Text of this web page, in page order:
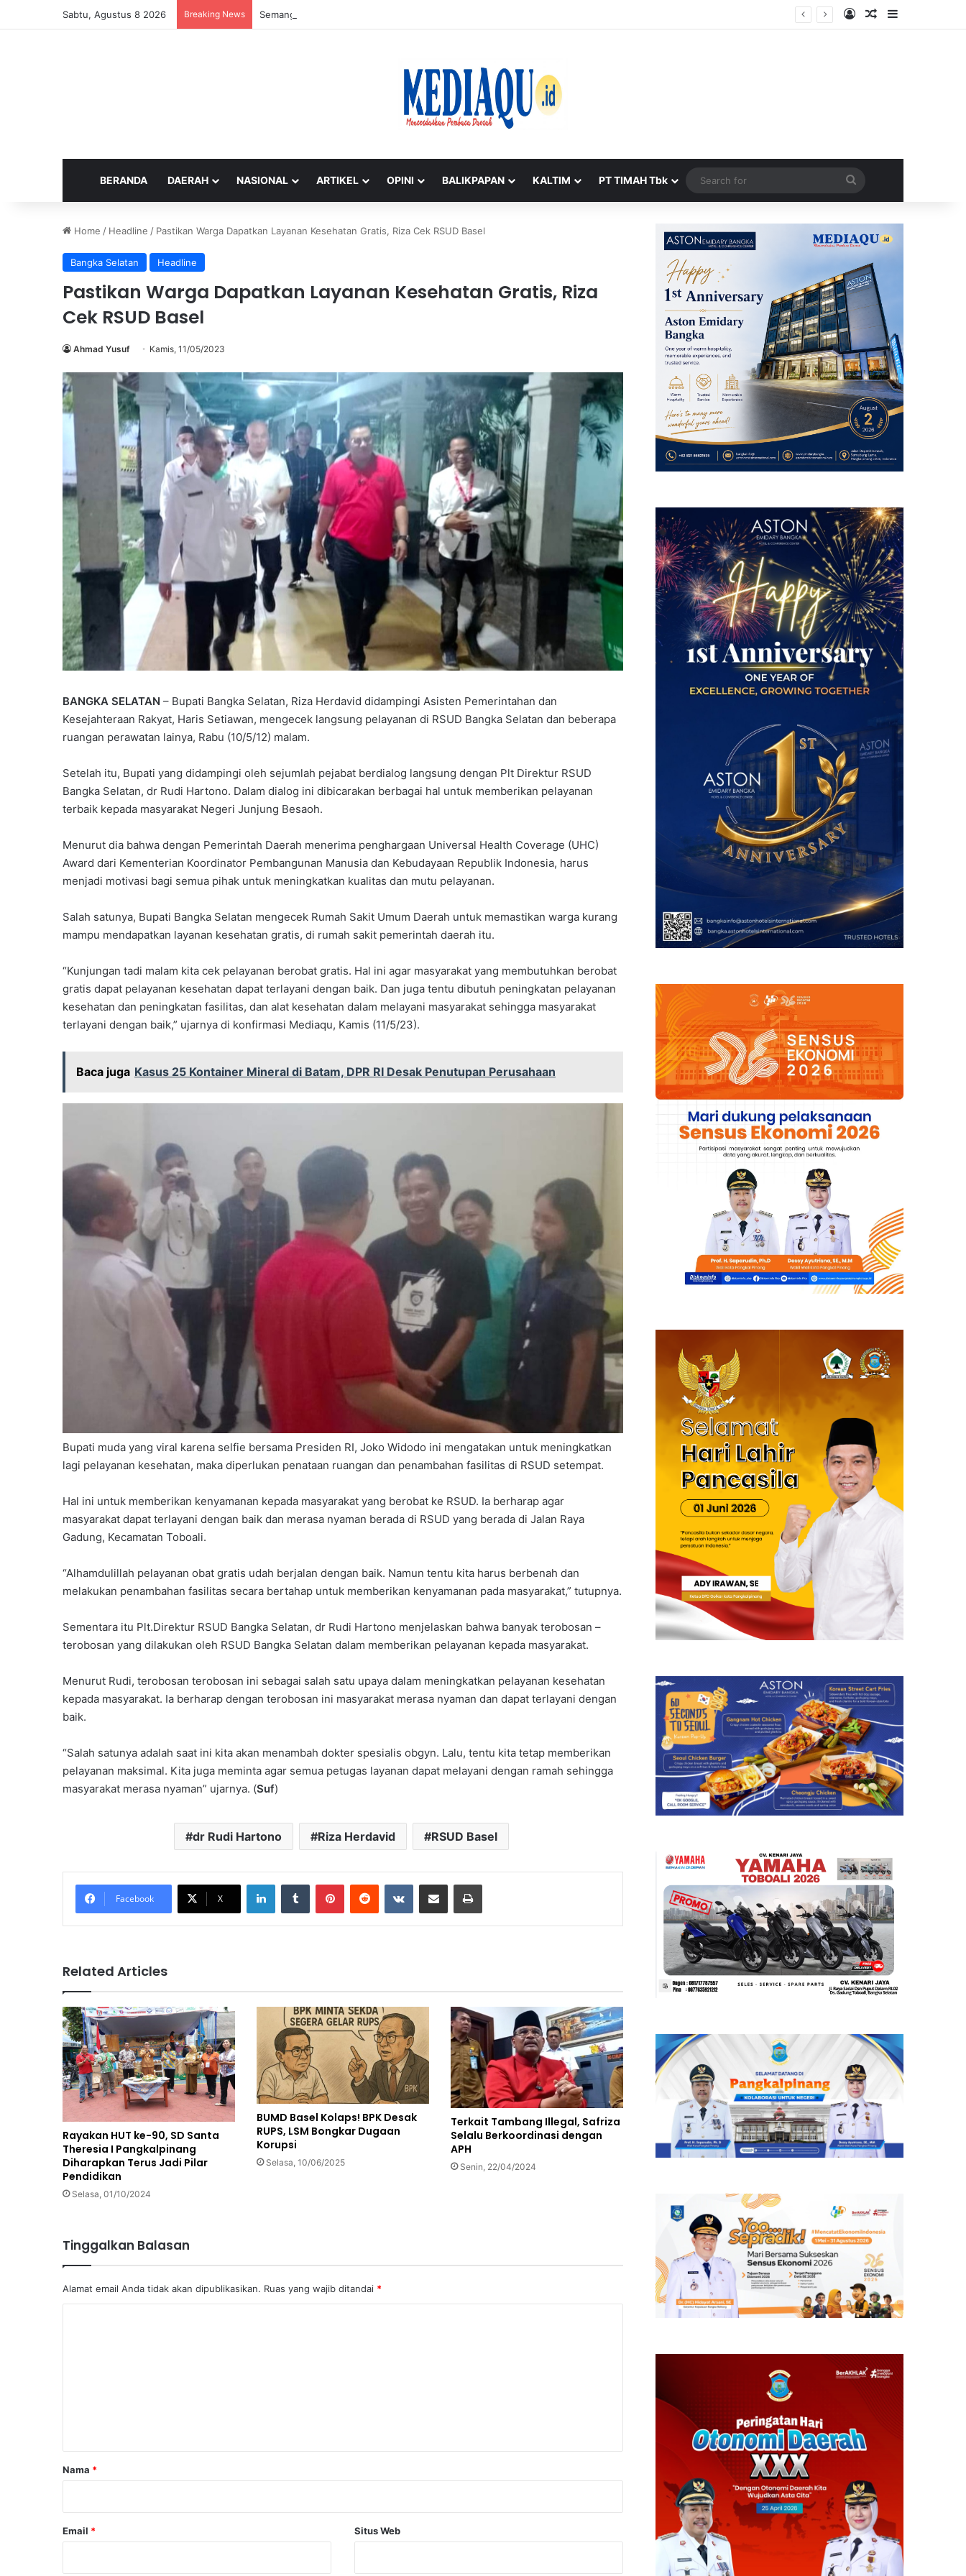
Sabtu, Agustus 8 2026 Breaking News Semangat ‘Timah Untuk Rakyat’ Warnai Aksi Donor Darah HUT ke-50 PT Timah di Jakarta Log InRandom Article
Sidebar
BERANDA DAERAH NASIONAL ARTIKEL OPINI BALIKPAPAN KALTIM PT TIMAH Tbk
for
Home / Headline / Pastikan Warga Dapatkan Layanan Kesehatan Gratis, Riza Cek RSUD Basel
Bangka Selatan Headline
Pastikan Warga Dapatkan Layanan Kesehatan Gratis, Riza
Cek RSUD Basel
Ahmad Yusuf Kamis, 11/05/2023
BANGKA SELATAN – Bupati Bangka Selatan, Riza Herdavid didampingi Asisten Pemerintahan dan
Kesejahteraan Rakyat, Haris Setiawan, mengecek langsung pelayanan di RSUD Bangka Selatan dan beberapa
ruangan perawatan lainya, Rabu (10/5/12) malam.
Setelah itu, Bupati yang didampingi oleh sejumlah pejabat berdialog langsung dengan Plt Direktur RSUD
Bangka Selatan, dr Rudi Hartono. Dalam dialog ini dibicarakan berbagai hal untuk memberikan pelayanan
terbaik kepada masyarakat Negeri Junjung Besaoh.
Menurut dia bahwa dengan Pemerintah Daerah menerima penghargaan Universal Health Coverage (UHC)
Award dari Kementerian Koordinator Pembangunan Manusia dan Kebudayaan Republik Indonesia, harus
menjadi motivasi bagi semua pihak untuk meningkatkan kualitas dan mutu pelayanan.
Salah satunya, Bupati Bangka Selatan mengecek Rumah Sakit Umum Daerah untuk memastikan warga kurang
mampu mendapatkan layanan kesehatan gratis, di rumah sakit pemerintah daerah itu.
“Kunjungan tadi malam kita cek pelayanan berobat gratis. Hal ini agar masyarakat yang membutuhkan berobat
gratis dapat pelayanan kesehatan dapat terlayani dengan baik. Dan juga tentu dibutuh peningkatan pelayanan
kesehatan dan peningkatan fasilitas, dan alat kesehatan dalam melayani masyarakat sehingga masyarakat
terlayani dengan baik,” ujarnya di konfirmasi Mediaqu, Kamis (11/5/23).
Baca juga Kasus 25 Kontainer Mineral di Batam, DPR RI Desak Penutupan Perusahaan
Bupati muda yang viral karena selfie bersama Presiden RI, Joko Widodo ini mengatakan untuk meningkatkan
lagi pelayanan kesehatan, maka diperlukan penataan ruangan dan penambahan fasilitas di RSUD setempat.
Hal ini untuk memberikan kenyamanan kepada masyarakat yang berobat ke RSUD. Ia berharap agar
masyarakat dapat terlayani dengan baik dan merasa nyaman berada di RSUD yang berada di Jalan Raya
Gadung, Kecamatan Toboali.
“Alhamdulillah pelayanan obat gratis udah berjalan dengan baik. Namun tentu kita harus berbenah dan
melakukan penambahan fasilitas secara bertahap untuk memberikan kenyamanan pada masyarakat,” tutupnya.
Sementara itu Plt.Direktur RSUD Bangka Selatan, dr Rudi Hartono menjelaskan bahwa banyak terobosan –
terobosan yang dilakukan oleh RSUD Bangka Selatan dalam memberikan pelayanan kepada masyarakat.
Menurut Rudi, terobosan terobosan ini sebagai salah satu upaya dalam meningkatkan pelayanan kesehatan
kepada masyarakat. Ia berharap dengan terobosan ini masyarakat merasa nyaman dan dapat terlayani dengan
baik.
“Salah satunya adalah saat ini kita akan menambah dokter spesialis obgyn. Lalu, tentu kita tetap memberikan
pelayanan maksimal. Kita juga meminta agar semua petugas layanan dapat melayani dengan ramah sehingga
masyarakat merasa nyaman” ujarnya. (Suf)
dr Rudi Hartono Riza Herdavid RSUD Basel
Facebook X
LinkedInTumblr PinterestReddit VKontakteShare via Email Print
Related Articles
Rayakan HUT ke-90, SD Santa
Theresia I Pangkalpinang
Diharapkan Terus Jadi Pilar
Pendidikan
Selasa, 01/10/2024
BUMD Basel Kolaps! BPK Desak
RUPS, LSM Bongkar Dugaan
Korupsi
Selasa, 10/06/2025
Terkait Tambang Illegal, Safriza
Selalu Berkoordinasi dengan
APH
Senin, 22/04/2024
Tinggalkan Balasan
Alamat email Anda tidak akan dipublikasikan. Ruas yang wajib ditandai *
rNama *
Email * Situs Web